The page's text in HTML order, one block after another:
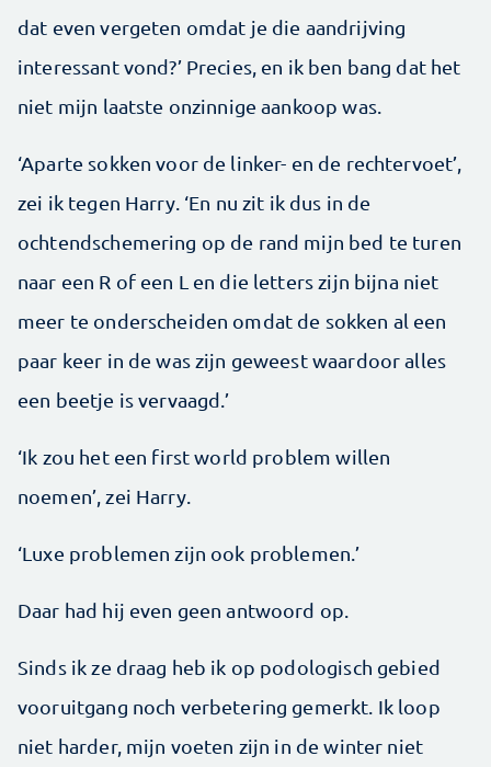
dat even vergeten omdat je die aandrijving
interessant vond?’ Precies, en ik ben bang dat het
niet mijn laatste onzinnige aankoop was.
‘Aparte sokken voor de linker- en de rechtervoet’,
zei ik tegen Harry. ‘En nu zit ik dus in de
ochtendschemering op de rand mijn bed te turen
naar een R of een L en die letters zijn bijna niet
meer te onderscheiden omdat de sokken al een
paar keer in de was zijn geweest waardoor alles
een beetje is vervaagd.’
‘Ik zou het een first world problem willen
noemen’, zei Harry.
‘Luxe problemen zijn ook problemen.’
Daar had hij even geen antwoord op.
Sinds ik ze draag heb ik op podologisch gebied
vooruitgang noch verbetering gemerkt. Ik loop
niet harder, mijn voeten zijn in de winter niet